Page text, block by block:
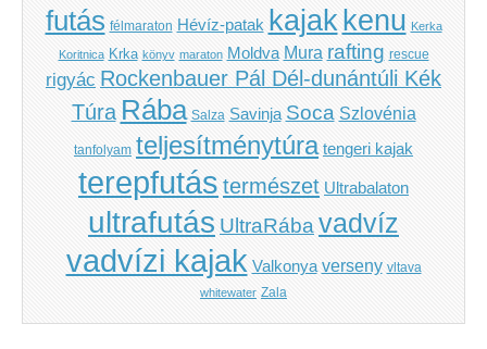
futás félmaraton Hévíz-patak kajak kenu Kerka
Koritnica Krka könyv maraton Moldva Mura rafting rescue
rigyác Rockenbauer Pál Dél-dunántúli Kék
Túra Rába Salza Savinja Soca Szlovénia
tanfolyam teljesítménytúra tengeri kajak
terepfutás természet Ultrabalaton
ultrafutás UltraRábavadvíz
vadvízi kajak Valkonya verseny vltava
whitewater Zala